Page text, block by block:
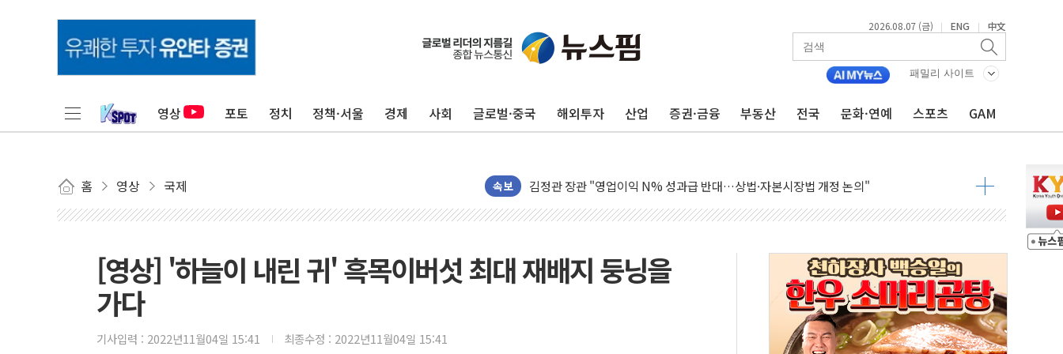
2026.08.07 (금) | ENG | 中文
패밀리 사이트
영상 포토 정치 정책·서울 경제 사회 글로벌·중국 해외투자 산업 증권·금융 부동산 전국 문화·연예 스포츠 GAM
홈 영상 국제 속보
[오늘의 국회일정] 상임위·세미나·기자회견·주요 정당 - 8월 7일
[민주 당권주자 일정] 송영길·정청래·김민석 후보 - 8월 7일
[오늘의 정치일정] 8월 7일(금)
이란 의회, 美·이스라엘 선박 호르무즈 통항 금지 법안 검토
유럽증시, 견조한 실적 소화하며 대부분 상승… "2분기 기업 순이익 21% 증가" 전망
리투아니아 국방 "러, 우크라 드론으로 나토 회원국 공격 검토… 거짓 깃발 작전"
[영상] '하늘이 내린 귀' 흑목이버섯 최대 재배지 둥닝을
가다
기사입력 : 2022년11월04일 15:41 최종수정 : 2022년11월04일 15:41